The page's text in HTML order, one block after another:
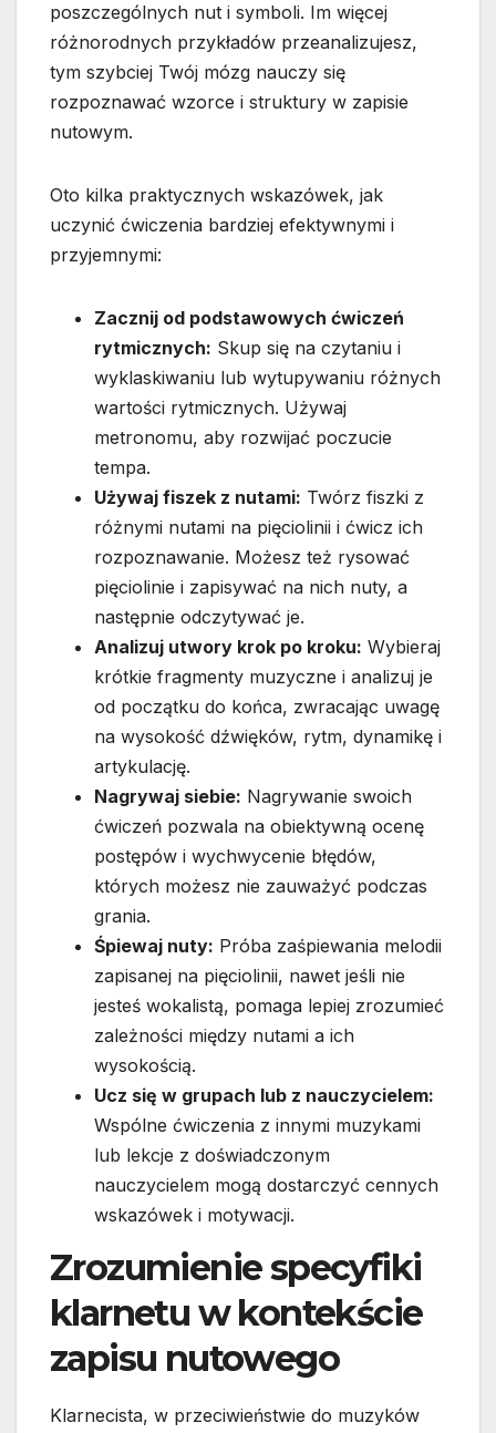
poszczególnych nut i symboli. Im więcej
różnorodnych przykładów przeanalizujesz,
tym szybciej Twój mózg nauczy się
rozpoznawać wzorce i struktury w zapisie
nutowym.
Oto kilka praktycznych wskazówek, jak
uczynić ćwiczenia bardziej efektywnymi i
przyjemnymi:
Zacznij od podstawowych ćwiczeń
rytmicznych: Skup się na czytaniu i
wyklaskiwaniu lub wytupywaniu różnych
wartości rytmicznych. Używaj
metronomu, aby rozwijać poczucie
tempa.
Używaj fiszek z nutami: Twórz fiszki z
różnymi nutami na pięciolinii i ćwicz ich
rozpoznawanie. Możesz też rysować
pięciolinie i zapisywać na nich nuty, a
następnie odczytywać je.
Analizuj utwory krok po kroku: Wybieraj
krótkie fragmenty muzyczne i analizuj je
od początku do końca, zwracając uwagę
na wysokość dźwięków, rytm, dynamikę i
artykulację.
Nagrywaj siebie: Nagrywanie swoich
ćwiczeń pozwala na obiektywną ocenę
postępów i wychwycenie błędów,
których możesz nie zauważyć podczas
grania.
Śpiewaj nuty: Próba zaśpiewania melodii
zapisanej na pięciolinii, nawet jeśli nie
jesteś wokalistą, pomaga lepiej zrozumieć
zależności między nutami a ich
wysokością.
Ucz się w grupach lub z nauczycielem:
Wspólne ćwiczenia z innymi muzykami
lub lekcje z doświadczonym
nauczycielem mogą dostarczyć cennych
wskazówek i motywacji.
Zrozumienie specyfiki
klarnetu w kontekście
zapisu nutowego
Klarnecista, w przeciwieństwie do muzyków